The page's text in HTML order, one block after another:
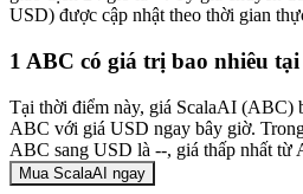
USD) được cập nhật theo thời gian
1 ABC có giá trị bao nhiêu tại
Tại thời điểm này, giá ScalaAI (ABC)
ABC với giá USD ngay bây giờ.
ABC sang USD là --, giá thấp nhất từ
Mua ScalaAI ngay